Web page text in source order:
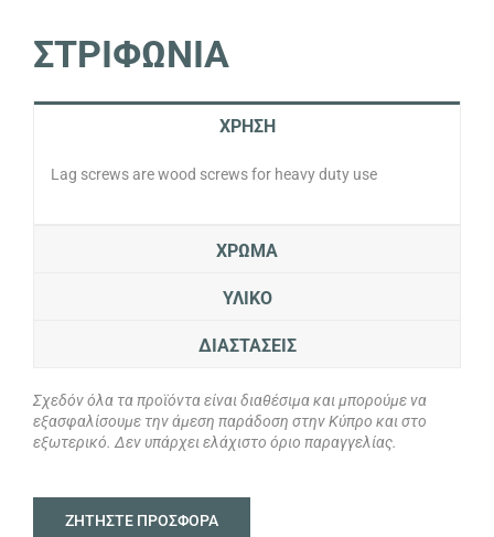
ΣΤΡΙΦΩΝΙΑ
ΧΡΗΣΗ
Lag screws are wood screws for heavy duty use
ΧΡΩΜΑ
ΥΛΙΚΟ
ΔΙΑΣΤΑΣΕΙΣ
Σχεδόν όλα τα προϊόντα είναι διαθέσιμα και μπορούμε να
εξασφαλίσουμε την άμεση παράδοση στην Κύπρο και στο
εξωτερικό. Δεν υπάρχει ελάχιστο όριο παραγγελίας.
ΖΗΤΗΣΤΕ ΠΡΟΣΦΟΡΑ